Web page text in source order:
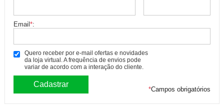
Email*:
Quero receber por e-mail ofertas e novidades
da loja virtual. A frequência de envios pode
variar de acordo com a interação do cliente.
*Campos obrigatórios